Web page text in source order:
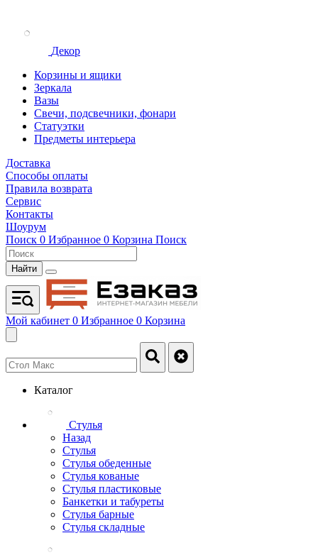
Декор
Корзины и ящики
Зеркала
Вазы
Свечи, подсвечники, фонари
Статуэтки
Предметы интерьера
Доставка
Способы оплаты
Правила возврата
Сервис
Контакты
Шоурум
Поиск 0 Избранное 0 Корзина Поиск
Найти
Мой кабинет 0 Избранное 0 Корзина
Каталог
Стулья
Назад
Стулья
Стулья обеденные
Стулья кованые
Стулья пластиковые
Банкетки и табуреты
Стулья барные
Стулья складные